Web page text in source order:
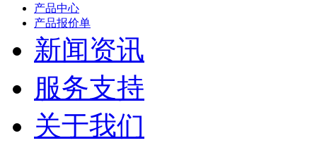
产品中心
产品报价单
新闻资讯
服务支持
关于我们